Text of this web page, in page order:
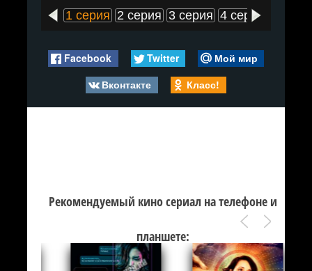
1 серия 2 серия 3 серия 4 серия
Facebook Twitter
Мой мир
Вконтакте
Класс!
Рекомендуемый кино сериал на телефоне и
планшете: